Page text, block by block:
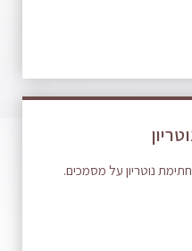
נוטריון על מסמכים.